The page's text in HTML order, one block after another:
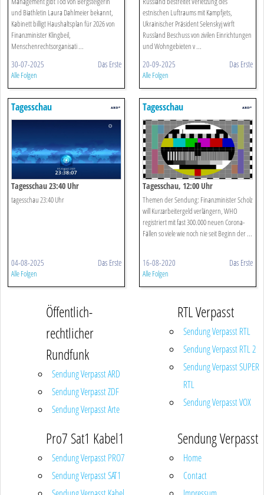
und Biathletin Laura Dahlmeier bekannt,
Kabinett billigt Haushaltsplan für 2026 von
Finanzminister Klingbeil,
Menschenrechtsorganisati ...
30-07-2025 Das Erste
Alle Folgen
estnischen Luftraums mit Kampfjets,
Ukrainischer Präsident Selenskyj wirft
Russland Beschuss von zivilen Einrichtungen
und Wohngebieten v ...
20-09-2025 Das Erste
Alle Folgen
Tagesschau
Tagesschau 23:40 Uhr
tagesschau 23:40 Uhr
04-08-2025 Das Erste
Alle Folgen
Tagesschau
Tagesschau, 12:00 Uhr
Themen der Sendung: Finanzminister Scholz
will Kurzarbeitergeld verlängern, WHO
registriert mit fast 300.000 neuen Corona-
Fällen so viele wie noch nie seit Beginn der ...
16-08-2020 Das Erste
Alle Folgen
Öffentlich-
rechtlicher
Rundfunk
Sendung Verpasst ARD
Sendung Verpasst ZDF
Sendung Verpasst Arte
RTL Verpasst
Sendung Verpasst RTL
Sendung Verpasst RTL 2
Sendung Verpasst SUPER
RTL
Sendung Verpasst VOX
Pro7 Sat1 Kabel1
Sendung Verpasst PRO7
Sendung Verpasst SAT1
Sendung Verpasst
Home
Contact